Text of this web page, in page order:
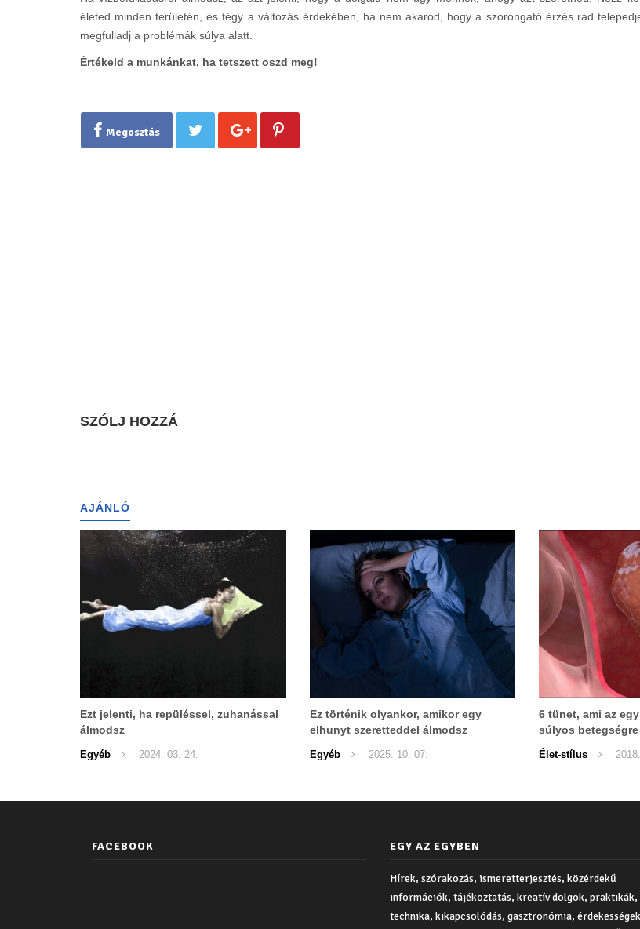
életed minden területén, és tégy a változás érdekében, ha nem akarod, hogy a szorongató érzés rád
megfulladj a problémák súlya alatt.
Értékeld a munkánkat, ha tetszett oszd meg!
Megosztás
SZÓLJ HOZZÁ
AJÁNLÓ
Ezt jelenti, ha repüléssel, zuhanással
álmodsz
Egyéb 2024. 03. 24.
Ez történik olyankor, amikor egy
elhunyt szeretteddel álmodsz
Egyéb 2025. 10. 07.
6 tünet, ami az
súlyos
Élet-stílus
FACEBOOK EGY AZ EGYBEN
Hírek, szórakozás, ismeretterjesztés, közérdekű
információk, tájékoztatás, kreatív dolgok, praktikák,
technika, kikapcsolódás, gasztronómia, érdekességek